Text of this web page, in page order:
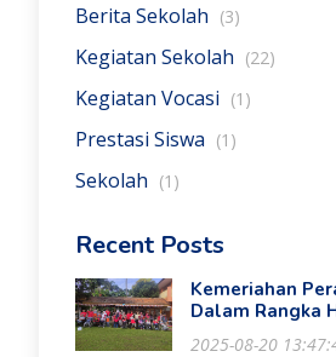
Berita Sekolah (3)
Kegiatan Sekolah (22)
Kegiatan Vocasi (1)
Prestasi Siswa (1)
Sekolah (1)
Recent Posts
Kemeriahan
Dalam Rangka
2025-08-20